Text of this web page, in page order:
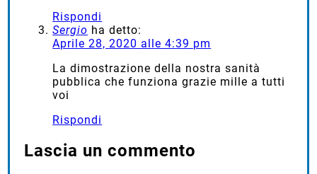
Rispondi
Sergio ha detto:
Aprile 28, 2020 alle 4:39 pm
La dimostrazione della nostra sanità
pubblica che funziona grazie mille a tutti
voi
Rispondi
Lascia un commento